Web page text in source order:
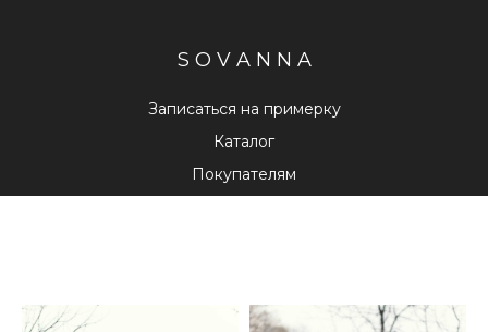
S O V A N N A
Каталог
Покупателям
Записаться на примерку